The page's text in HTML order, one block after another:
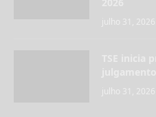
julho 31, 2026
julho 31, 2026